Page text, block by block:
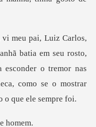
ã batia em seu rosto,
esconder o tremor nas